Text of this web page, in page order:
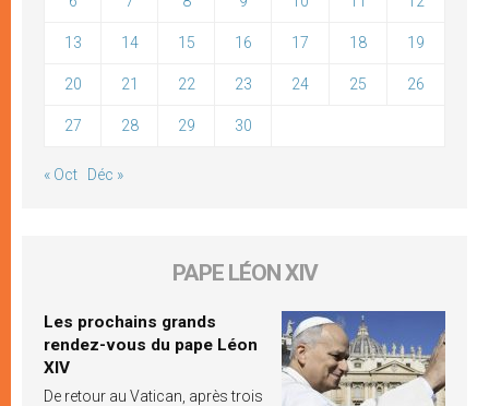
13 14 15 16 17 18 19
20 21 22 23 24 25 26
27 28 29 30
« Oct Déc »
PAPE LÉON XIV
Les prochains grands
rendez-vous du pape Léon
XIV
De retour au Vatican, après trois